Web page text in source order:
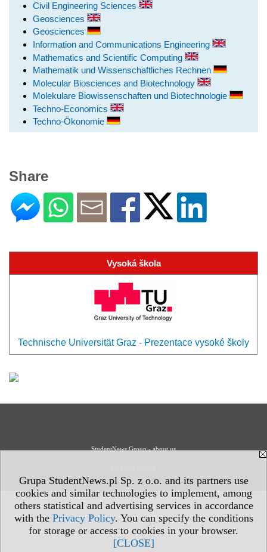
Grupa StudentNews.pl Sp. z o.o. and its partners use
cookies and similar technologies to implement, among
others statistical and advertising services in accordance
with the Privacy Policy. You can specify the conditions
for storage or access to cookies in your browser.
[CLOSE]
Civil Engineering Sciences
Geosciences
Geosciences
Information and Communications Engineering
Mathematics and Scientific Computing
Mathematik und Wissenschaftliches Rechnen
Molecular Biosciences and Biotechnology
Molekulare Biowissenschaften und Biotechnologie
Techno-Economics
Techno-Ökonomie
Share
Vysoká škola
Technische Universität Graz - Prezentace vysoké školy
StudentNews Group - about us